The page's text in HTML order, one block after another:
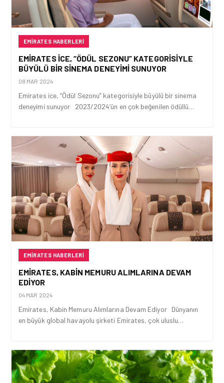
EMIRATES HABERLERI
EMIRATES ICE, “ÖDÜL SEZONU” KATEGORISIYLE
BÜYÜLÜ BIR SINEMA DENEYIMI SUNUYOR
08 MAR 2024
Emirates ice, “Ödül Sezonu” kategorisiyle büyülü bir sinema
deneyimi sunuyor 2023/2024’ün en çok beğenilen ödüllü…
EMIRATES HABERLERI
EMIRATES, KABIN MEMURU ALIMLARINA DEVAM
EDIYOR
04 MAR 2024
Emirates, Kabin Memuru Alımlarına Devam Ediyor Dünyanın
en büyük global havayolu şirketi Emirates, çok uluslu…